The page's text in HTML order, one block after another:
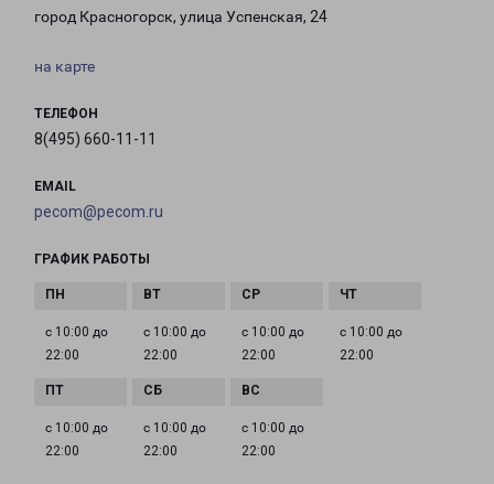
город Красногорск, улица Успенская, 24
на карте
ТЕЛЕФОН
8(495) 660-11-11
EMAIL
pecom@pecom.ru
ГРАФИК РАБОТЫ
с 10:00 до
22:00
с 10:00 до
22:00
с 10:00 до
22:00
с 10:00 до
22:00
с 10:00 до
22:00
с 10:00 до
22:00
с 10:00 до
22:00